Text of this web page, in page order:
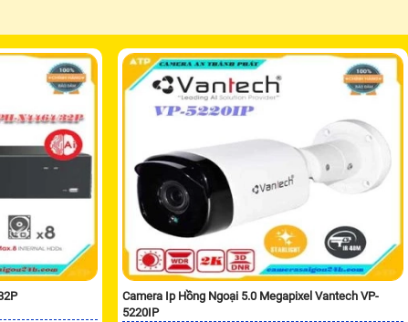
Camera Ip Hồng Ngoại 5.0 Megapixel Vantech VP-
5220IP